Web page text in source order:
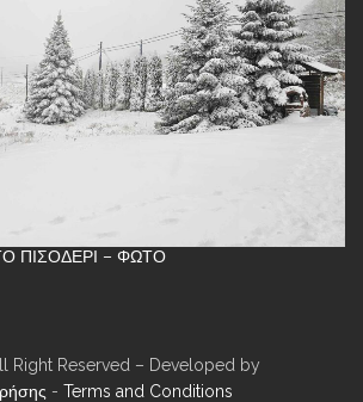
ΠΙΣΟΔΈΡΙ – ΦΩΤΌ
Right Reserved – Developed by
- Terms and Conditions